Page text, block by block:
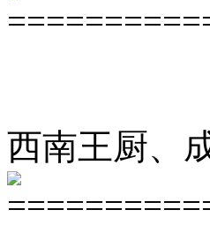
西南王厨、